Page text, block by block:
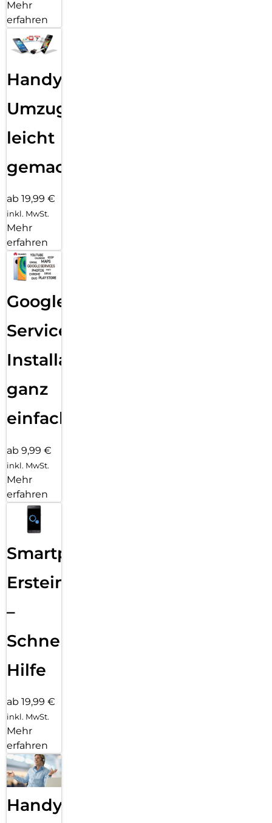
Mehr
erfahren
Handy
Umzug
leicht
gemacht!
ab 19,99 €
inkl. MwSt.
Mehr
erfahren
Google
Services
Installation
ganz
einfach
ab 9,99 €
inkl. MwSt.
Mehr
erfahren
Smartphone
Ersteinrichtung
–
Schnelle
Hilfe
ab 19,99 €
inkl. MwSt.
Mehr
erfahren
Handy